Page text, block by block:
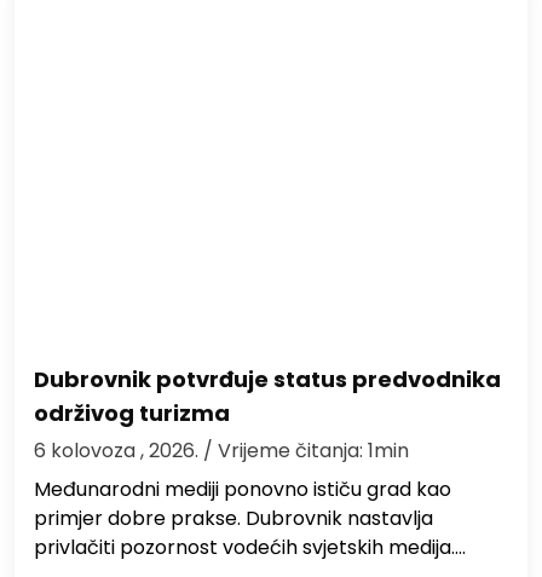
Dubrovnik potvrđuje status predvodnika
održivog turizma
6 kolovoza , 2026. / Vrijeme čitanja: 1min
Međunarodni mediji ponovno ističu grad kao
primjer dobre prakse. Dubrovnik nastavlja
privlačiti pozornost vodećih svjetskih medija.…